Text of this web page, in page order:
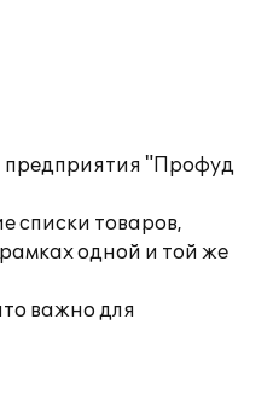
предприятия "Профуд
списки товаров,
одной и той же
важно для